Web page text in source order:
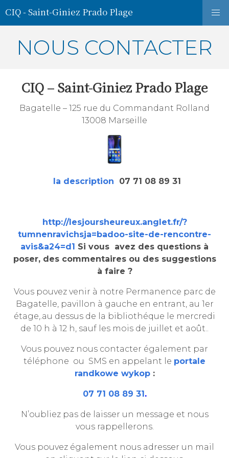
CIQ - Saint-Giniez Prado Plage
NOUS CONTACTER
CIQ – Saint-Giniez Prado Plage
Bagatelle – 125 rue du Commandant Rolland
13008 Marseille
la description 07 71 08 89 31
http://lesjoursheureux.anglet.fr/?
tumnenravichsja=badoo-site-de-rencontre-
avis&a24=d1 Si vous avez des questions à
poser, des commentaires ou des suggestions
à faire ?
Vous pouvez venir à notre Permanence parc de
Bagatelle, pavillon à gauche en entrant, au 1er
étage,.au dessus de la bibliothéque le mercredi
de 10 h à 12 h, sauf les mois de juillet et août..
Vous pouvez nous contacter également par
téléphone ou SMS en appelant le portale
randkowe wykop:
07 71 08 89 31.
N’oubliez pas de laisser un message et nous
vous rappellerons.
Vous pouvez également nous adresser un mail